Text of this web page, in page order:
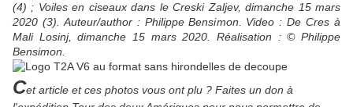
(4) ; Voiles en ciseaux dans le Creski Zaljev, dimanche 15 mars
2020 (3). Auteur/author : Philippe Bensimon. Video : De Cres à
Mali Losinj, dimanche 15 mars 2020. Réalisation : © Philippe
Bensimon.
Cet article et ces photos vous ontplu ? Faites un don à